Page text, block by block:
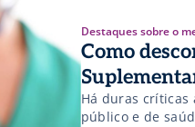
Destaques sobre o
Como
Há duras críticas
público e de